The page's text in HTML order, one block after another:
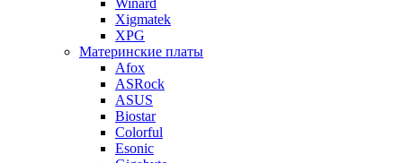
Winard
Xigmatek
XPG
Материнские платы
Afox
ASRock
ASUS
Biostar
Colorful
Esonic